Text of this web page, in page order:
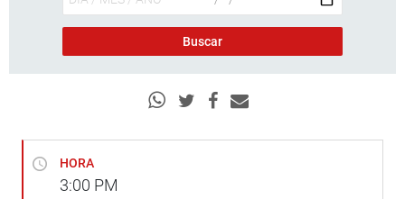
HORA
3:00 PM